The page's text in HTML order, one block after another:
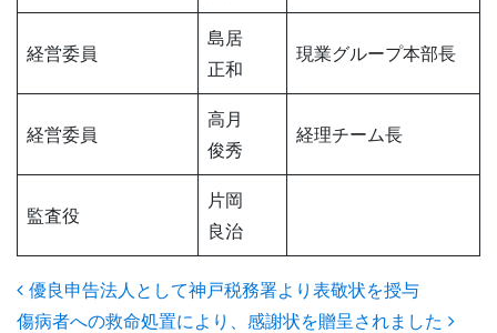
経営委員
島居
正和
現業グループ本部長
経営委員
高月
俊秀
経理チーム長
監査役
片岡
良治
Post navigation
優良申告法人として神戸税務署より表敬状を授与
傷病者への救命処置により、感謝状を贈呈されました